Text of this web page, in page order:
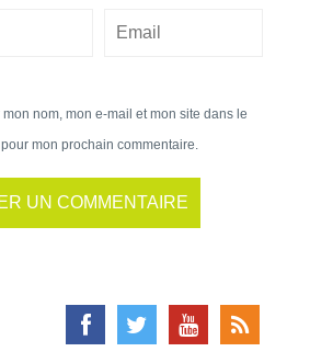
mon nom, mon e-mail et mon site dans le
mon prochain commentaire.